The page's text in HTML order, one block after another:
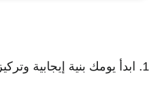
1. ابدأ يومك بنية إيجابية وتركيز على الامتنان: